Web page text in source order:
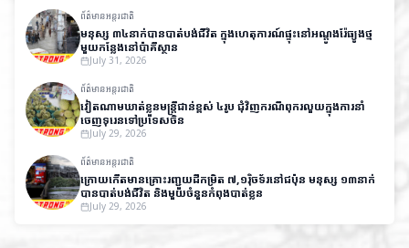
ព័ត៌មានអន្តរជាតិ
មនុស្ស ៣៤នាក់បានបាត់បង់ជីវិត ក្នុងហេតុការណ៍ផ្ទុះនៅអណ្តូងរ៉ែធ្យូងថ្ម
មួយកន្លែងនៅប៉ាគីស្ថាន
July 31, 2026
ព័ត៌មានអន្តរជាតិ
វៀតណាមឃាត់ខ្លួនមន្ត្រីជាន់ខ្ពស់ ៤រូប ជុំវិញករណីពុករលួយក្នុងការនាំ
ចេញទុរេនទៅប្រទេសចិន
July 29, 2026
ព័ត៌មានអន្តរជាតិ
ក្រោយកើតមានគ្រោះរញ្ជួយដីកម្រិត ៧,១រ៉ិចទ័រនៅជប៉ុន មនុស្ស ១៣នាក់
បានបាត់បង់ជីវិត និងមួយចំនួនកំពុងបាត់ខ្លួន
July 29, 2026